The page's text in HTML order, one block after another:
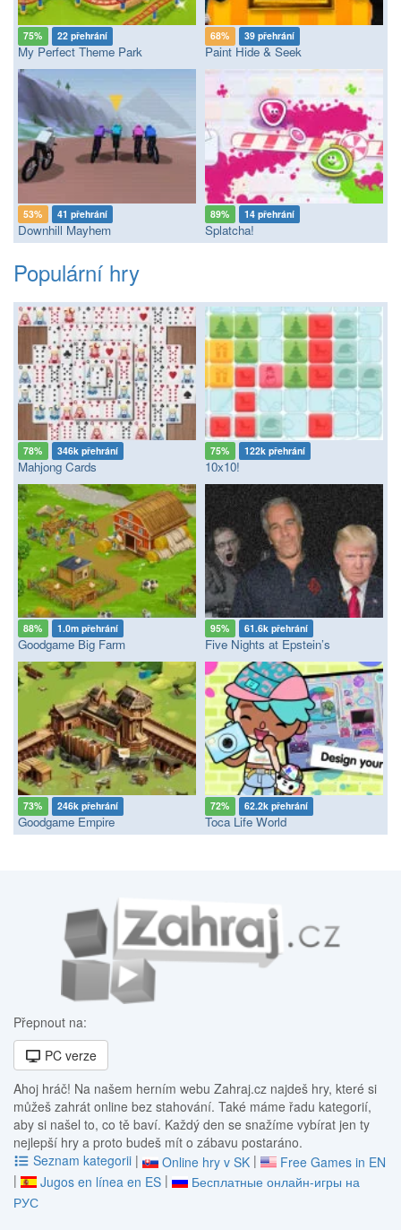
75% 22 přehrání
My Perfect Theme Park
68% 39 přehrání
Paint Hide & Seek
53% 41 přehrání
Downhill Mayhem
89% 14 přehrání
Splatcha!
Populární hry
78% 346k přehrání
Mahjong Cards
75% 122k přehrání
10x10!
88% 1.0m přehrání
Goodgame Big Farm
95% 61.6k přehrání
Five Nights at Epstein’s
73% 246k přehrání
Goodgame Empire
72% 62.2k přehrání
Toca Life World
Přepnout na:
PC verze
Ahoj hráč! Na našem herním webu Zahraj.cz najdeš hry, které si
můžeš zahrát online bez stahování. Také máme řadu kategorií,
aby si našel to, co tě baví. Každý den se snažíme vybírat jen ty
nejlepší hry a proto budeš mít o zábavu postaráno.
Seznam kategorii | Online hry v SK |
Free Games in EN
|
Jugos en línea en ES |
Бесплатные онлайн-игры на
РУС